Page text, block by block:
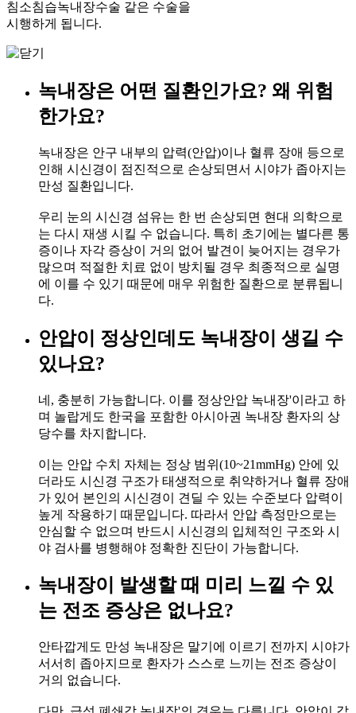
침소침습녹내장수술 같은 수술을
시행하게 됩니다.
녹내장은 어떤 질환인가요? 왜 위험
한가요?
녹내장은 안구 내부의 압력(안압)이나 혈류 장애 등으로
인해 시신경이 점진적으로 손상되면서 시야가 좁아지는
만성 질환입니다.
우리 눈의 시신경 섬유는 한 번 손상되면 현대 의학으로
는 다시 재생 시킬 수 없습니다. 특히 초기에는 별다른 통
증이나 자각 증상이 거의 없어 발견이 늦어지는 경우가
많으며 적절한 치료 없이 방치될 경우 최종적으로 실명
에 이를 수 있기 때문에 매우 위험한 질환으로 분류됩니
다.
안압이 정상인데도 녹내장이 생길 수
있나요?
네, 충분히 가능합니다. 이를 정상안압 녹내장'이라고 하
며 놀랍게도 한국을 포함한 아시아권 녹내장 환자의 상
당수를 차지합니다.
이는 안압 수치 자체는 정상 범위(10~21mmHg) 안에 있
더라도 시신경 구조가 태생적으로 취약하거나 혈류 장애
가 있어 본인의 시신경이 견딜 수 있는 수준보다 압력이
높게 작용하기 때문입니다. 따라서 안압 측정만으로는
안심할 수 없으며 반드시 시신경의 입체적인 구조와 시
야 검사를 병행해야 정확한 진단이 가능합니다.
녹내장이 발생할 때 미리 느낄 수 있
는 전조 증상은 없나요?
안타깝게도 만성 녹내장은 말기에 이르기 전까지 시야가
서서히 좁아지므로 환자가 스스로 느끼는 전조 증상이
거의 없습니다.